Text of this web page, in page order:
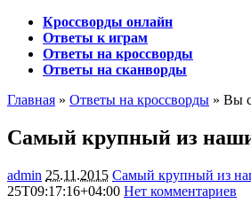
Кроссворды онлайн
Ответы к играм
Ответы на кроссворды
Ответы на сканворды
Главная » Ответы на кроссворды » Вы
Самый крупный из
admin 25.11.2015 Самый крупный из
25T09:17:16+04:00 Нет комментариев